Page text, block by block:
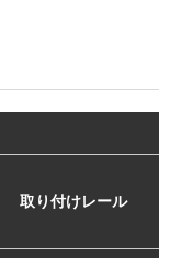
取り付けレール